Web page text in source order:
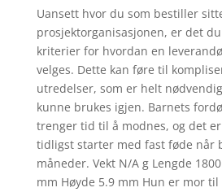
Uansett hvor du som bestiller
prosjektorganisasjonen, er det
kriterier for hvordan en
velges. Dette kan føre til
utredelser, som er helt
kunne brukes igjen. Barnets
trenger tid til å modnes, og det
tidligst starter med fast føde når
måneder. Vekt N/A g Lengde
mm Høyde 5.9 mm Hun er mor til